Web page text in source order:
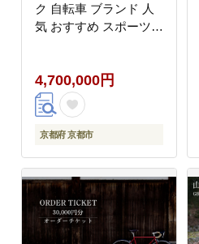
ク 自転車 ブランド 人
気 おすすめ スポーツ
寄せ 通販 ふるさと納税
］
4,700,000円
京都府 京都市